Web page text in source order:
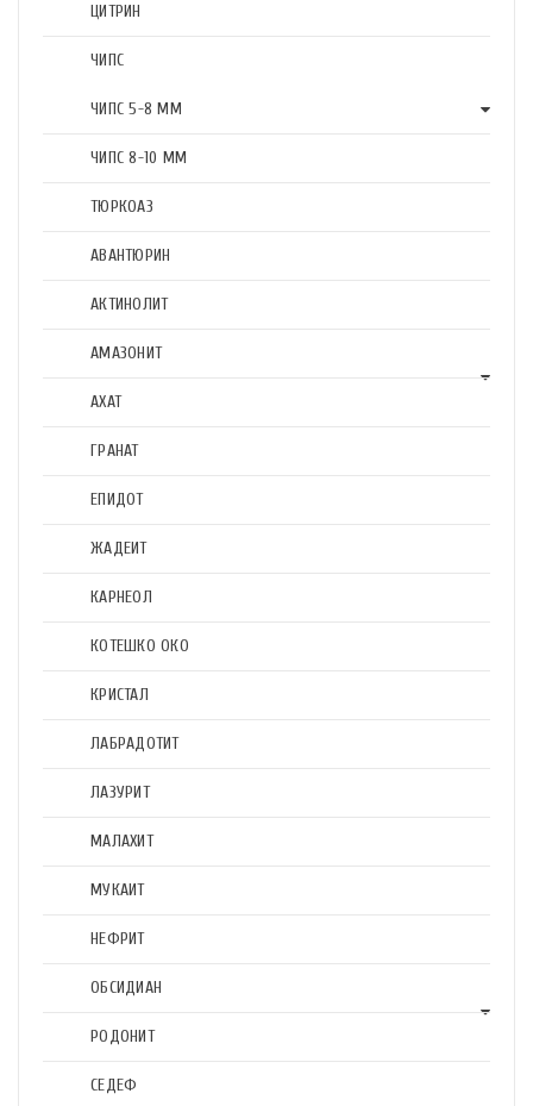
ЦИТРИН
ЧИПС
ЧИПС 5-8 ММ
ЧИПС 8-10 ММ
ТЮРКОАЗ
АВАНТЮРИН
АКТИНОЛИТ
АМАЗОНИТ
АХАТ
ГРАНАТ
ЕПИДОТ
ЖАДЕИТ
КАРНЕОЛ
КОТЕШКО ОКО
КРИСТАЛ
ЛАБРАДОТИТ
ЛАЗУРИТ
МАЛАХИТ
МУКАИТ
НЕФРИТ
ОБСИДИАН
РОДОНИТ
СЕДЕФ